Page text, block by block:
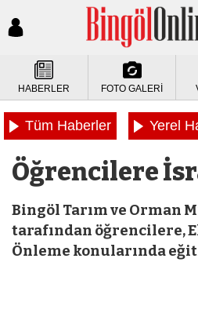
HABERLER FOTO GALERİ
Tüm Haberler Yerel
Öğrencilere
Bingöl Tarım ve Orman
tarafından öğrencilere,
Önleme konularında